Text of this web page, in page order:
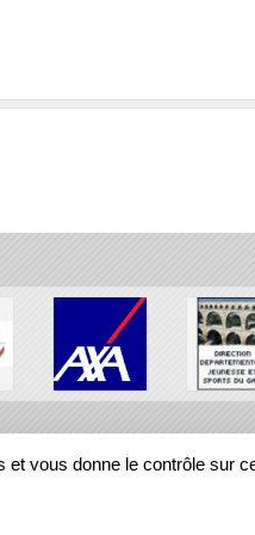
et vous donne le contrôle sur